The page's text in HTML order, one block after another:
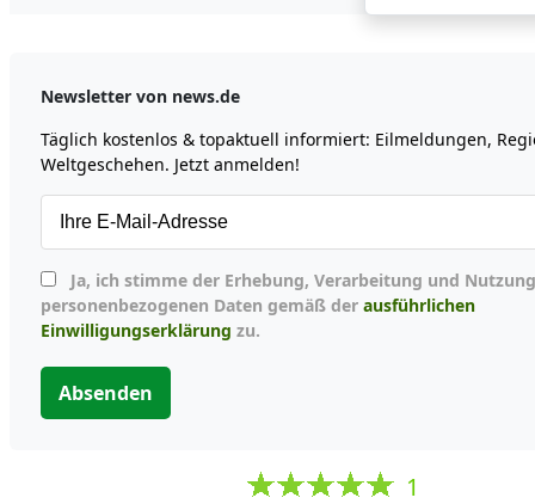
Newsletter von news.de
Täglich kostenlos & topaktuell informiert: Eilmeldungen,
Weltgeschehen. Jetzt anmelden!
personenbezogenen Daten gemäß der ausführlichen
Einwilligungserklärung zu.
Absenden
1